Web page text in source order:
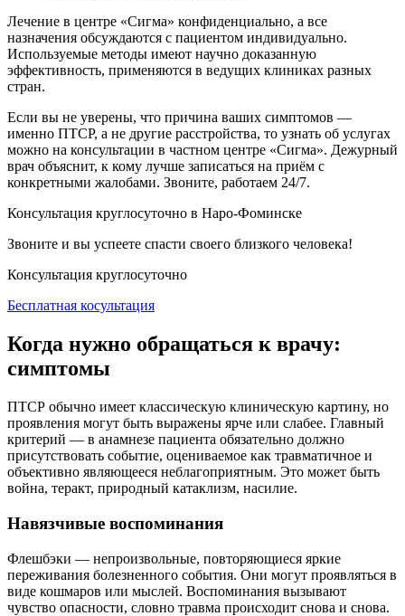
Лечение в центре «Сигма» конфиденциально, а все
назначения обсуждаются с пациентом индивидуально.
Используемые методы имеют научно доказанную
эффективность, применяются в ведущих клиниках разных
стран.
Если вы не уверены, что причина ваших симптомов —
именно ПТСР, а не другие расстройства, то узнать об услугах
можно на консультации в частном центре «Сигма». Дежурный
врач объяснит, к кому лучше записаться на приём с
конкретными жалобами. Звоните, работаем 24/7.
Консультация круглосуточно в Наро-Фоминске
Звоните и вы успеете спасти своего близкого человека!
Консультация круглосуточно
Бесплатная косультация
Когда нужно обращаться к врачу:
симптомы
ПТСР обычно имеет классическую клиническую картину, но
проявления могут быть выражены ярче или слабее. Главный
критерий — в анамнезе пациента обязательно должно
присутствовать событие, оцениваемое как травматичное и
объективно являющееся неблагоприятным. Это может быть
война, теракт, природный катаклизм, насилие.
Навязчивые воспоминания
Флешбэки — непроизвольные, повторяющиеся яркие
переживания болезненного события. Они могут проявляться в
виде кошмаров или мыслей. Воспоминания вызывают
чувство опасности, словно травма происходит снова и снова.